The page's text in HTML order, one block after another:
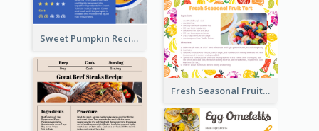
Sweet Pumpkin Recipe Card
Fresh Seasonal Fruit Tart Recipe Card